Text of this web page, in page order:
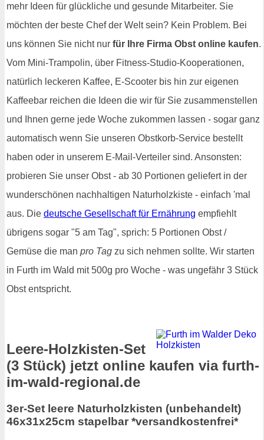
mehr Ideen für glückliche und gesunde Mitarbeiter. Sie
möchten der beste Chef der Welt sein? Kein Problem. Bei
uns können Sie nicht nur für Ihre Firma Obst online kaufen.
Vom Mini-Trampolin, über Fitness-Studio-Kooperationen,
natürlich leckeren Kaffee, E-Scooter bis hin zur eigenen
Kaffeebar reichen die Ideen die wir für Sie zusammenstellen
und Ihnen gerne jede Woche zukommen lassen - sogar ganz
automatisch wenn Sie unseren Obstkorb-Service bestellt
haben oder in unserem E-Mail-Verteiler sind. Ansonsten:
probieren Sie unser Obst - ab 30 Portionen geliefert in der
wunderschönen nachhaltigen Naturholzkiste - einfach 'mal
aus. Die deutsche Gesellschaft für Ernährung empfiehlt
übrigens sogar "5 am Tag", sprich: 5 Portionen Obst /
Gemüse die man pro Tag zu sich nehmen sollte. Wir starten
in Furth im Wald mit 500g pro Woche - was ungefähr 3 Stück
Obst entspricht.
Leere-Holzkisten-Set
(3 Stück) jetzt online kaufen via furth-
im-wald-regional.de
3er-Set leere Naturholzkisten (unbehandelt)
46x31x25cm stapelbar *versandkostenfrei*